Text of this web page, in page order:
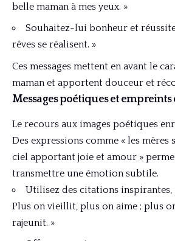
belle maman à mes yeux. »
Souhaitez-lui bonheur et
rêves se réalisent. »
Ces messages mettent en avant le
maman et apportent douceur et
Messages poétiques et empreints
Le recours aux images poétiques
Des expressions comme « les mères
ciel apportant joie et amour »
transmettre une émotion subtile.
Utilisez des citations inspirantes,
Plus on vieillit, plus on aime ; plus
rajeunit. »